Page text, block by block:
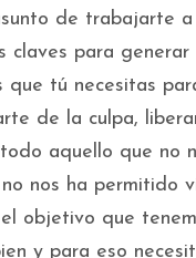
de trabajarte a
claves para generar
que tú necesitas
de la culpa,
aquello que no
nos ha permitido
objetivo que
y para eso